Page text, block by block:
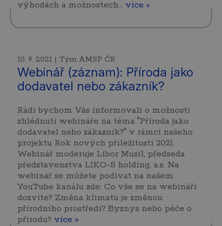
výhodách a možnostech... více »
10. 9. 2021 | Tým AMSP ČR
Webinář (záznam): Příroda jako
dodavatel nebo zákazník?
Rádi bychom Vás informovali o možnosti
zhlédnutí webináře na téma "Příroda jako
dodavatel nebo zákazník?" v rámci našeho
projektu Rok nových příležitostí 2021.
Webinář moderuje Libor Musil, předseda
představenstva LIKO-S holding, a.s. Na
webinář se můžete podívat na našem
YouTube kanálu zde: Co vše se na webináři
dozvíte? Změna klimatu je změnou
přírodního prostředí? Byznys nebo péče o
přírodu? více »